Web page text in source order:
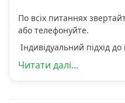
По всіх питаннях
або телефонуйте.
Індивідуальний підхід
Читати далі...